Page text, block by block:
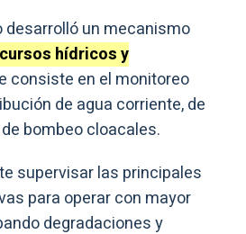
desarrolló un mecanismo
hídricos y
consiste en el monitoreo
de agua corriente, de
bombeo cloacales.
supervisar las principales
para operar con mayor
degradaciones y